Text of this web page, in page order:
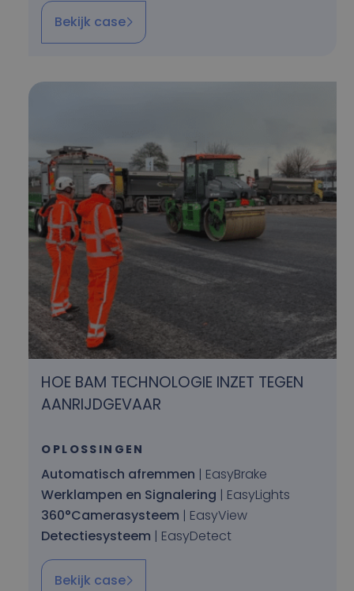
Bekijk case
HOE BAM TECHNOLOGIE INZET TEGEN
AANRIJDGEVAAR
OPLOSSINGEN
Automatisch afremmen | EasyBrake
Werklampen en Signalering | EasyLights
360°Camerasysteem | EasyView
Detectiesysteem | EasyDetect
Bekijk case